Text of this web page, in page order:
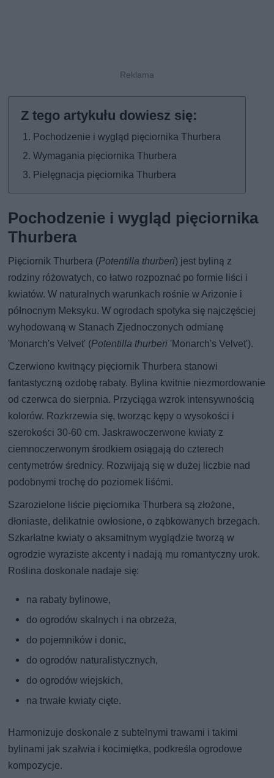
Pochodzenie i wygląd pięciornika Thurbera
Wymagania pięciornika Thurbera
Pielęgnacja pięciornika Thurbera
Pochodzenie i wygląd pięciornika
Thurbera
Pięciornik Thurbera (Potentilla thurberi) jest byliną z
rodziny różowatych, co łatwo rozpoznać po formie liści i
kwiatów. W naturalnych warunkach rośnie w Arizonie i
północnym Meksyku. W ogrodach spotyka się najczęściej
wyhodowaną w Stanach Zjednoczonych odmianę
'Monarch's Velvet' (Potentilla thurberi 'Monarch's Velvet').
Czerwiono kwitnący pięciornik Thurbera stanowi
fantastyczną ozdobę rabaty. Bylina kwitnie niezmordowanie
od czerwca do sierpnia. Przyciąga wzrok intensywnością
kolorów. Rozkrzewia się, tworząc kępy o wysokości i
szerokości 30-60 cm. Jaskrawoczerwone kwiaty z
ciemnoczerwonym środkiem osiągają do czterech
centymetrów średnicy. Rozwijają się w dużej liczbie nad
podobnymi trochę do poziomek liśćmi.
Szarozielone liście pięciornika Thurbera są złożone,
dłoniaste, delikatnie owłosione, o ząbkowanych brzegach.
Szkarłatne kwiaty o aksamitnym wyglądzie tworzą w
ogrodzie wyraziste akcenty i nadają mu romantyczny urok.
Roślina doskonale nadaje się:
na rabaty bylinowe,
do ogrodów skalnych i na obrzeża,
do pojemników i donic,
do ogrodów naturalistycznych,
do ogrodów wiejskich,
na trwałe kwiaty cięte.
Harmonizuje doskonale z subtelnymi trawami i takimi
bylinami jak szałwia i kocimiętka, podkreśla ogrodowe
kompozycje.